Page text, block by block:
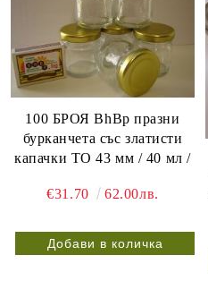
100 БРОЯ BhBp празни
бурканчета със златисти
капачки ТО 43 мм / 40 мл /
€31.70 62.00лв.